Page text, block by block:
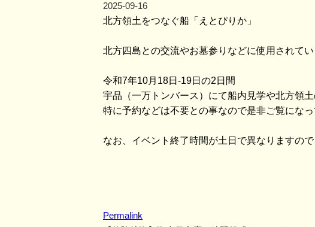
2025-09-16
北方領土をつなぐ船「えとぴりか」
北方四島との交流やお墓参りなどに使用されて
令和7年10月18日-19日の2日間
宇品（一万トンバース）にて船内見学や北方領
特に予約などは不要との事なので是非ご覧になっ
なお、イベント終了時間が土日で異なりますので
Permalink